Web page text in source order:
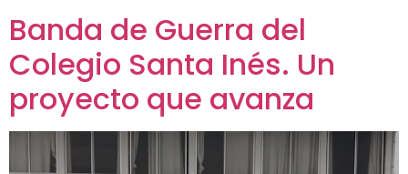
Banda de Guerra del
Colegio Santa Inés. Un
proyecto que avanza